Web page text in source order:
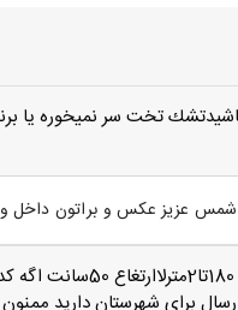
تخت سر نميخوره يا
عزیز عکس و براتون داخل
میزتلویزیون
برای شهرستان دارید ممنون